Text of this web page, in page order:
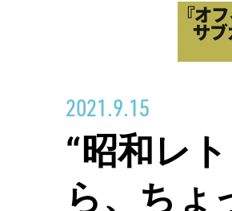
2021.9.15
“昭和レ
ら、ちょ